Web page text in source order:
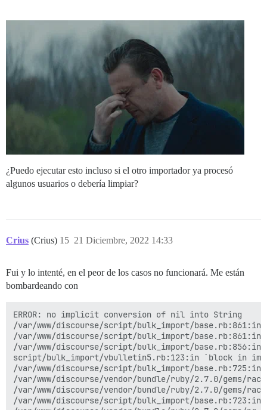
¿Puedo ejecutar esto incluso si el otro importador ya procesó
algunos usuarios o debería limpiar?
Crius (Crius) 21 Diciembre, 2022 14:33
15
Fui y lo intenté, en el peor de los casos no funcionará. Me están
bombardeando con
ERROR: no implicit conversion of nil into String
/var/www/discourse/script/bulk_import/base.rb:861:in
/var/www/discourse/script/bulk_import/base.rb:861:in
/var/www/discourse/script/bulk_import/
script/bulk_import/vbulletin5.rb:123:in `block in
/var/www/discourse/script/bulk_import/
/var/www/discourse/vendor/bundle/ruby/2.7.0/gems/
/var/www/discourse/vendor/bundle/ruby/2.7.0/gems/
/var/www/discourse/script/bulk_import/